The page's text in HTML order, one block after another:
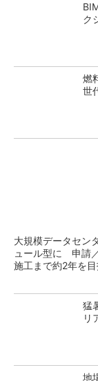
ク
燃
世
大規模データセン
ュール型に 申請
施工まで約2年を
猛
リ
地